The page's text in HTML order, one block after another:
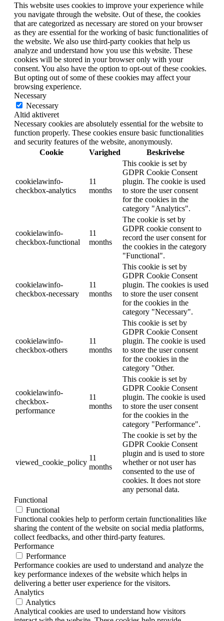
This website uses cookies to improve your experience while
you navigate through the website. Out of these, the cookies
that are categorized as necessary are stored on your browser
as they are essential for the working of basic functionalities of
the website. We also use third-party cookies that help us
analyze and understand how you use this website. These
cookies will be stored in your browser only with your
consent. You also have the option to opt-out of these cookies.
But opting out of some of these cookies may affect your
browsing experience.
Necessary
Necessary
Altid aktiveret
Necessary cookies are absolutely essential for the website to
function properly. These cookies ensure basic functionalities
and security features of the website, anonymously.
Cookie
Varighed Beskrivelse
cookielawinfo-
checkbox-analytics
11
months
This cookie is set by
GDPR Cookie Consent
plugin. The cookie is used
to store the user consent
for the cookies in the
category "Analytics".
cookielawinfo-
checkbox-functional
11
months
The cookie is set by
GDPR cookie consent to
record the user consent for
the cookies in the category
"Functional".
cookielawinfo-
checkbox-necessary
11
months
This cookie is set by
GDPR Cookie Consent
plugin. The cookies is used
to store the user consent
for the cookies in the
category "Necessary".
cookielawinfo-
checkbox-others
11
months
This cookie is set by
GDPR Cookie Consent
plugin. The cookie is used
to store the user consent
for the cookies in the
category "Other.
cookielawinfo-
checkbox-
performance
11
months
This cookie is set by
GDPR Cookie Consent
plugin. The cookie is used
to store the user consent
for the cookies in the
category "Performance".
viewed_cookie_policy
11
months
The cookie is set by the
GDPR Cookie Consent
plugin and is used to store
whether or not user has
consented to the use of
cookies. It does not store
any personal data.
Functional
Functional
Functional cookies help to perform certain functionalities like
sharing the content of the website on social media platforms,
collect feedbacks, and other third-party features.
Performance
Performance
Performance cookies are used to understand and analyze the
key performance indexes of the website which helps in
delivering a better user experience for the visitors.
Analytics
Analytics
Analytical cookies are used to understand how visitors